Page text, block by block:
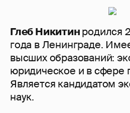
Глеб Никитинродился
года в Ленинграде.
высших образований:
юридическое и в сфере
Является кандидатом
наук.